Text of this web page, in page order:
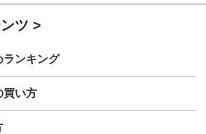
ツ
ランキング
買い方